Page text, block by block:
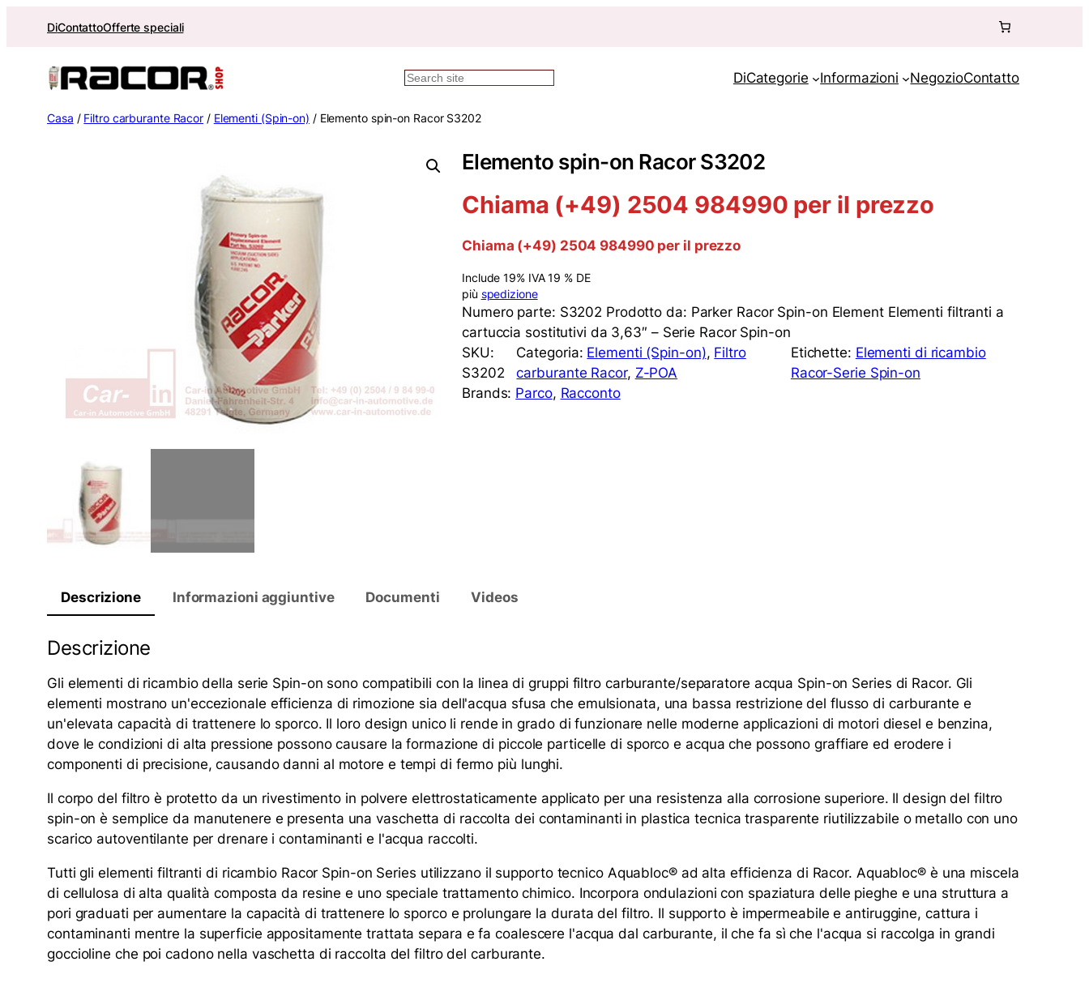
DiContattoOfferte speciali
Ricerca DiCategorie Informazioni NegozioContatto
Casa / Filtro carburante Racor / Elementi (Spin-on) / Elemento spin-on Racor S3202
Elemento spin-on Racor S3202
Chiama (+49) 2504 984990 per il prezzo
Chiama (+49) 2504 984990 per il prezzo
Include 19% IVA 19 % DE
più spedizione
Numero parte: S3202 Prodotto da: Parker Racor Spin-on Element Elementi filtranti a
cartuccia sostitutivi da 3,63″ – Serie Racor Spin-on
SKU:
S3202
Categoria: Elementi (Spin-on), Filtro
carburante Racor, Z-POA
Etichette: Elementi di ricambio
Racor-Serie Spin-on
Brands: Parco, Racconto
Descrizione Informazioni aggiuntive Documenti Videos
Descrizione
Gli elementi di ricambio della serie Spin-on sono compatibili con la linea di gruppi filtro carburante/separatore acqua Spin-on Series di Racor. Gli
elementi mostrano un'eccezionale efficienza di rimozione sia dell'acqua sfusa che emulsionata, una bassa restrizione del flusso di carburante e
un'elevata capacità di trattenere lo sporco. Il loro design unico li rende in grado di funzionare nelle moderne applicazioni di motori diesel e benzina,
dove le condizioni di alta pressione possono causare la formazione di piccole particelle di sporco e acqua che possono graffiare ed erodere i
componenti di precisione, causando danni al motore e tempi di fermo più lunghi.
Il corpo del filtro è protetto da un rivestimento in polvere elettrostaticamente applicato per una resistenza alla corrosione superiore. Il design del filtro
spin-on è semplice da manutenere e presenta una vaschetta di raccolta dei contaminanti in plastica tecnica trasparente riutilizzabile o metallo con uno
scarico autoventilante per drenare i contaminanti e l'acqua raccolti.
Tutti gli elementi filtranti di ricambio Racor Spin-on Series utilizzano il supporto tecnico Aquabloc® ad alta efficienza di Racor. Aquabloc® è una miscela
di cellulosa di alta qualità composta da resine e uno speciale trattamento chimico. Incorpora ondulazioni con spaziatura delle pieghe e una struttura a
pori graduati per aumentare la capacità di trattenere lo sporco e prolungare la durata del filtro. Il supporto è impermeabile e antiruggine, cattura i
contaminanti mentre la superficie appositamente trattata separa e fa coalescere l'acqua dal carburante, il che fa sì che l'acqua si raccolga in grandi
goccioline che poi cadono nella vaschetta di raccolta del filtro del carburante.